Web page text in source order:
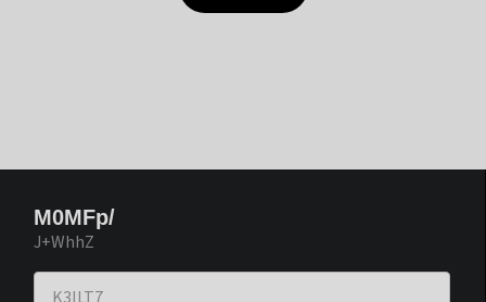
M0MFp/
J+WhhZ